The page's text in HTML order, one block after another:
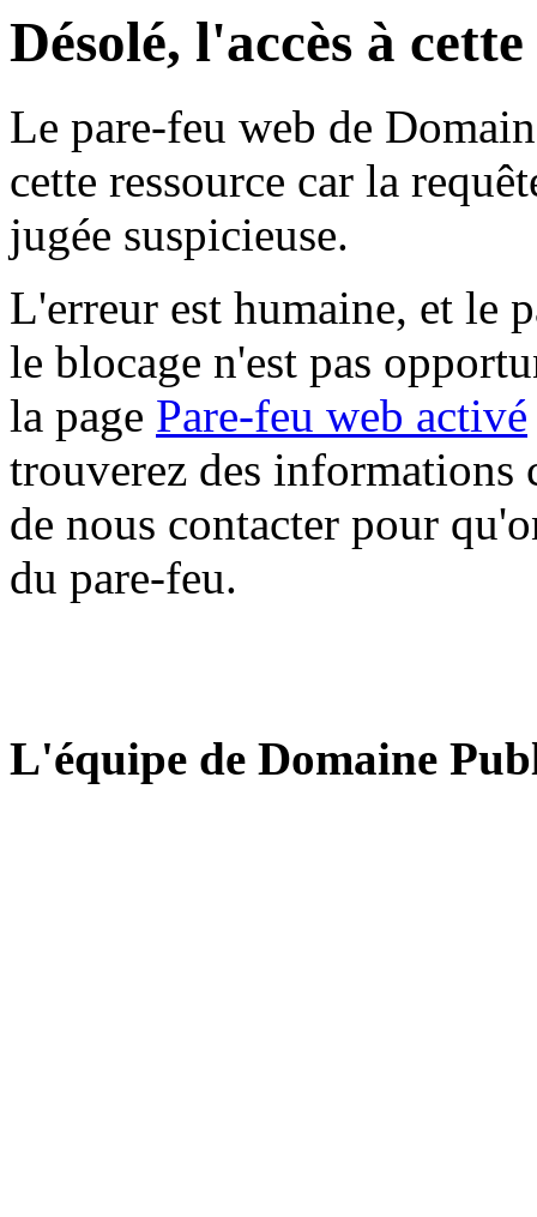
Désolé, l'accès à
Le pare-feu web de
cette ressource car la
jugée suspicieuse.
L'erreur est humaine, et le
le blocage n'est pas
la page Pare-feu web activé
trouverez des informations
de nous contacter pour
du pare-feu.
L'équipe de Domaine